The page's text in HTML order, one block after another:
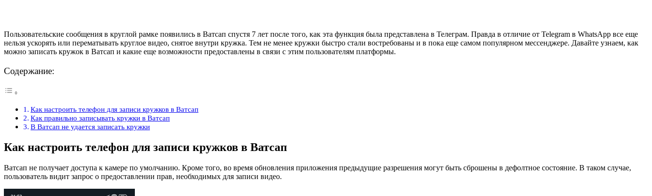
Пользовательские сообщения в круглой рамке появились в Ватсап спустя 7 лет после того, как эта функция была представлена в Телеграм. Правда в отличие от Telegram в WhatsApp все еще
нельзя ускорять или перематывать круглое видео, снятое внутри кружка. Тем не менее кружки быстро стали востребованы и в пока еще самом популярном мессенджере. Давайте узнаем, как
можно записать кружок в Ватсап и какие еще возможности предоставлены в связи с этим пользователям платформы.
Содержание:
Как настроить телефон для записи кружков в Ватсап
Как правильно записывать кружки в Ватсап
В Ватсап не удается записать кружки
Как настроить телефон для записи кружков в Ватсап
Ватсап не получает доступа к камере по умолчанию. Кроме того, во время обновления приложения предыдущие разрешения могут быть сброшены в дефолтное состояние. В таком случае,
пользователь видит запрос о предоставлении прав, необходимых для записи видео.